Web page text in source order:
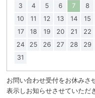
3
4 5 6 7 8
10
11 12 13 14 15
17
18 19 20 21 22
24
25 26 27 28 29
31
お問い合わせ受付をお休みさ
表示しお知らせさせていただ